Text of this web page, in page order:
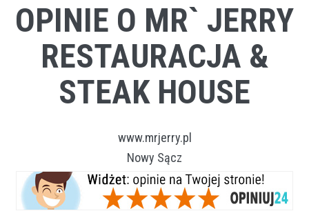
OPINIE O MR` JERRY
RESTAURACJA &
STEAK HOUSE
www.mrjerry.pl
Nowy Sącz